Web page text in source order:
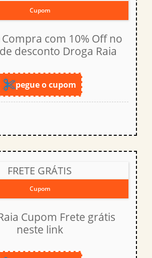
Cupom
com 10% Off no
desconto Droga Raia
pegue o cupom
FRETE GRÁTIS
Cupom
Cupom Frete grátis
neste link